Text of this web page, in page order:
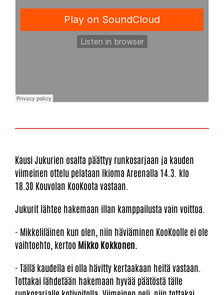
Kausi Jukurien osalta päättyy runkosarjaan ja kauden
viimeinen ottelu pelataan Ikioma Areenalla 14.3. klo
18.30 Kouvolan KooKoota vastaan.
Jukurit lähtee hakemaan illan kamppailusta vain voittoa.
- Mikkeliläinen kun olen, niin häviäminen KooKoolle ei ole
vaihtoehto, kertoo Mikko Kokkonen.
- Tällä kaudella ei olla hävitty kertaakaan heitä vastaan.
Tottakai lähdetään hakemaan hyvää päätöstä tälle